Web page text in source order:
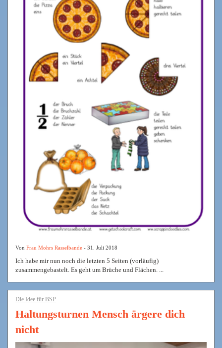
Von Frau Mohrs Rasselbande - 31. Juli 2018
Ich habe mir nun noch die letzten 5 Seiten (vorläufig)
zusammengebastelt. Es geht um Brüche und Flächen. ...
Die Idee für BSP
Haltungsturnen Mensch ärgere dich
nicht